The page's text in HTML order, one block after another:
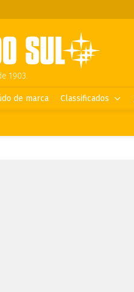
1903.
de marca Classificados